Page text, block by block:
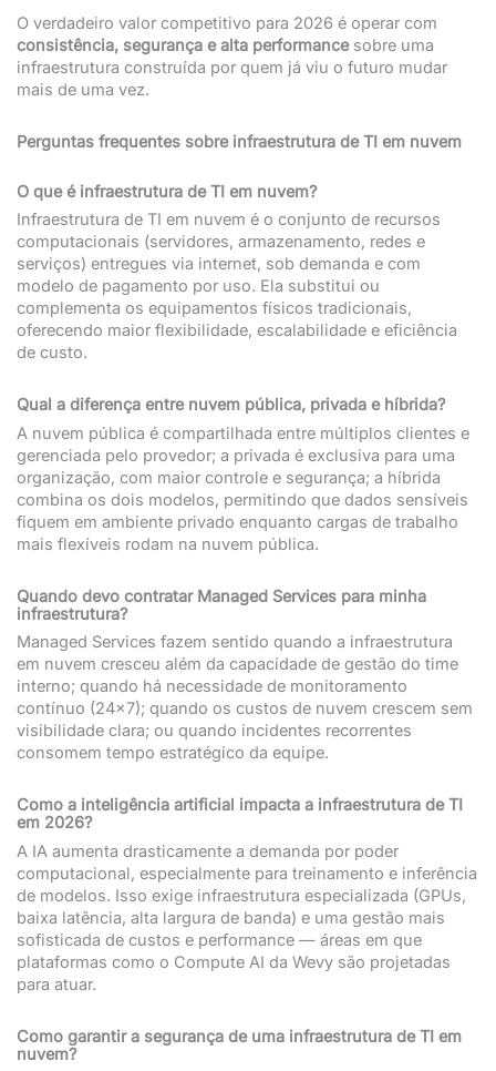
O verdadeiro valor competitivo para 2026 é operar com
consistência, segurança e alta performancesobre uma
infraestrutura construída por quem já viu o futuro mudar
mais de uma vez.
Perguntas frequentes sobre infraestrutura de TI em nuvem
O que é infraestrutura de TI em nuvem?
Infraestrutura de TI em nuvem é o conjunto de recursos
computacionais (servidores, armazenamento, redes e
serviços) entregues via internet, sob demanda e com
modelo de pagamento por uso. Ela substitui ou
complementa os equipamentos físicos tradicionais,
oferecendo maior flexibilidade, escalabilidade e eficiência
de custo.
Qual a diferença entre nuvem pública, privada e híbrida?
A nuvem pública é compartilhada entre múltiplos clientes e
gerenciada pelo provedor; a privada é exclusiva para uma
organização, com maior controle e segurança; a híbrida
combina os dois modelos, permitindo que dados sensíveis
fiquem em ambiente privado enquanto cargas de trabalho
mais flexíveis rodam na nuvem pública.
Quando devo contratar Managed Services para minha
infraestrutura?
Managed Services fazem sentido quando a infraestrutura
em nuvem cresceu além da capacidade de gestão do time
interno; quando há necessidade de monitoramento
contínuo (24×7); quando os custos de nuvem crescem sem
visibilidade clara; ou quando incidentes recorrentes
consomem tempo estratégico da equipe.
Como a inteligência artificial impacta a infraestrutura de TI
em 2026?
A IA aumenta drasticamente a demanda por poder
computacional, especialmente para treinamento e inferência
de modelos. Isso exige infraestrutura especializada (GPUs,
baixa latência, alta largura de banda) e uma gestão mais
sofisticada de custos e performance — áreas em que
plataformas como o Compute AI da Wevy são projetadas
para atuar.
Como garantir a segurança de uma infraestrutura de TI em
nuvem?